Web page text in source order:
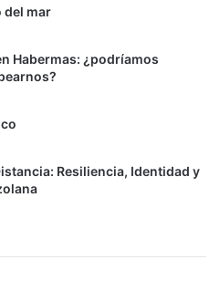
del mar
Habermas: ¿podríamos
Resiliencia, Identidad y